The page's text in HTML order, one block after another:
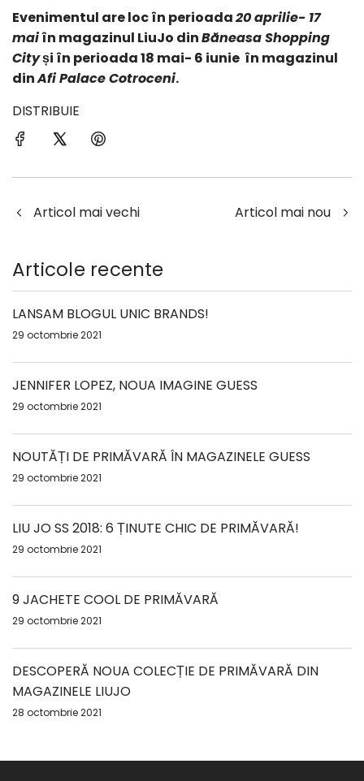
Evenimentul are loc în perioada20 aprilie- 17
maiîn magazinul LiuJo dinBăneasa Shopping
Cityși în perioada 18 mai- 6 iunie în magazinul
dinAfi Palace Cotroceni.
DISTRIBUIE
Articol mai vechi Articol mai nou
Articole recente
LANSAM BLOGUL UNIC BRANDS!
29 octombrie 2021
JENNIFER LOPEZ, NOUA IMAGINE GUESS
29 octombrie 2021
NOUTĂȚI DE PRIMĂVARĂ ÎN MAGAZINELE GUESS
29 octombrie 2021
LIU JO SS 2018: 6 ȚINUTE CHIC DE PRIMĂVARĂ!
29 octombrie 2021
9 JACHETE COOL DE PRIMĂVARĂ
29 octombrie 2021
DESCOPERĂ NOUA COLECȚIE DE PRIMĂVARĂ DIN
MAGAZINELE LIUJO
28 octombrie 2021